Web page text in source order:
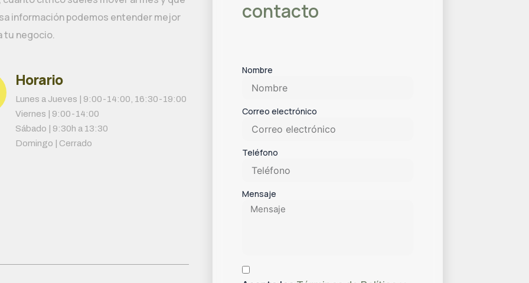
información podemos entender mejor
tu negocio.
Horario
Lunes a Jueves | 9:00-14:00, 16:30-19:00
Viernes | 9:00-14:00
Sábado | 9:30h a 13:30
Domingo | Cerrado
contacto
Nombre
Correo electrónico
Teléfono
Mensaje